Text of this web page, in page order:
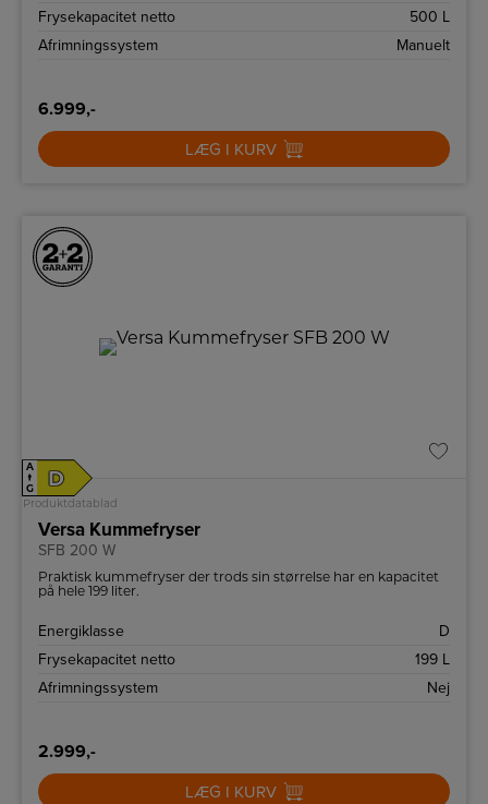
Frysekapacitet netto
500 L
Afrimningssystem
Manuelt
6.999,-
LÆG I KURV
A
↑
G
D
Produktdatablad
Versa Kummefryser
SFB 200 W
Praktisk kummefryser der trods sin størrelse har en kapacitet
på hele 199 liter.
Energiklasse
D
Frysekapacitet netto
199 L
Afrimningssystem
Nej
2.999,-
LÆG I KURV